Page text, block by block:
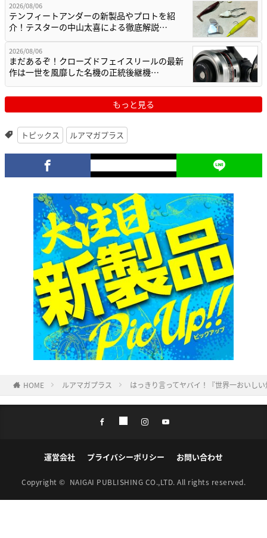
2026/08/06
テンフィートアンダーの新製品やプロトを紹
介！テスターの中山太喜による徹底解説…
2026/08/06
まだあるぞ！クローズドフェイスリールの最新
作は一世を風靡した名機の正統後継機…
もっと見る
トピックス ルアマガプラス
HOME ルアマガプラス はっきり言ってヤバイ！『世界一おいし
運営会社 プライバシーポリシー お問い合わせ
Copyright © NAIGAI PUBLISHING CO.,LTD. All rights reserved.